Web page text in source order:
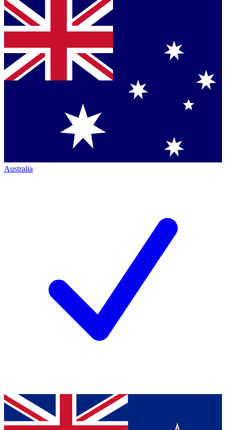
Australia